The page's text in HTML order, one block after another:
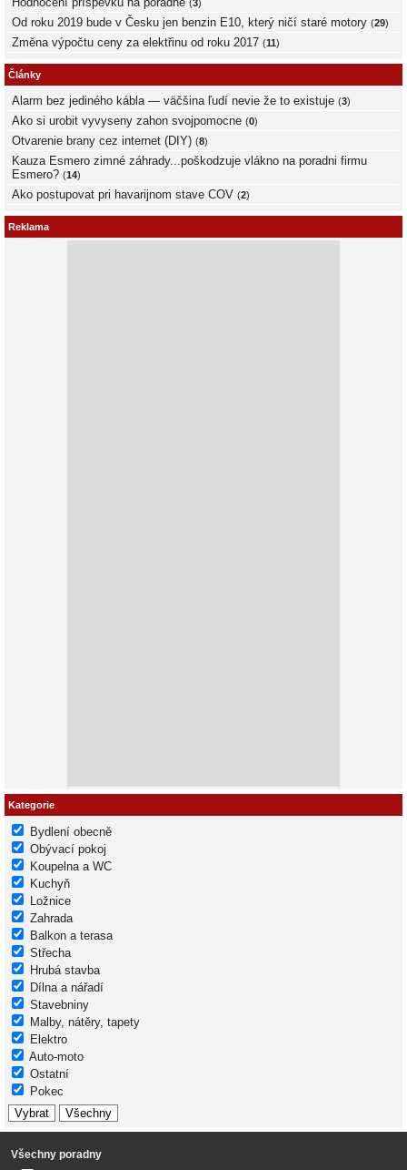
(3)
Od roku 2019 bude v Česku jen benzin E10, který ničí staré motory (29)
Změna výpočtu ceny za elektřinu od roku 2017 (11)
Články
Alarm bez jediného kábla — väčšina ľudí nevie že to existuje (3)
Ako si urobit vyvyseny zahon svojpomocne (0)
Otvarenie brany cez internet (DIY) (8)
Kauza Esmero zimné záhrady...poškodzuje vlákno na poradni firmu
Esmero? (14)
Ako postupovat pri havarijnom stave COV (2)
Reklama
Kategorie
Bydlení obecně
Obývací pokoj
Koupelna a WC
Kuchyň
Ložnice
Zahrada
Balkon a terasa
Střecha
Hrubá stavba
Dílna a nářadí
Stavebniny
Malby, nátěry, tapety
Elektro
Auto-moto
Ostatní
Pokec
Všechny poradny